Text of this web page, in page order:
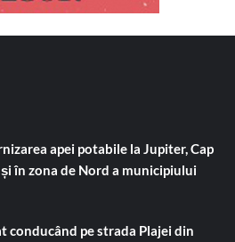
apei potabile la Jupiter, Cap
în zona de Nord a municipiului
conducând pe strada Plajei din